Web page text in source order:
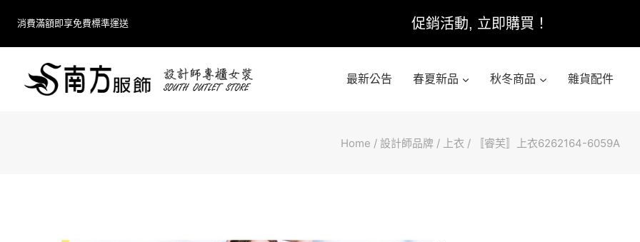
消費滿額即享免費標準運送 促銷活動, 立即購買！
最新公告 春夏新品 秋冬商品 雜貨配件
Home / 設計師品牌 / 上衣 / 〚睿芙〛上衣6262164-6059A